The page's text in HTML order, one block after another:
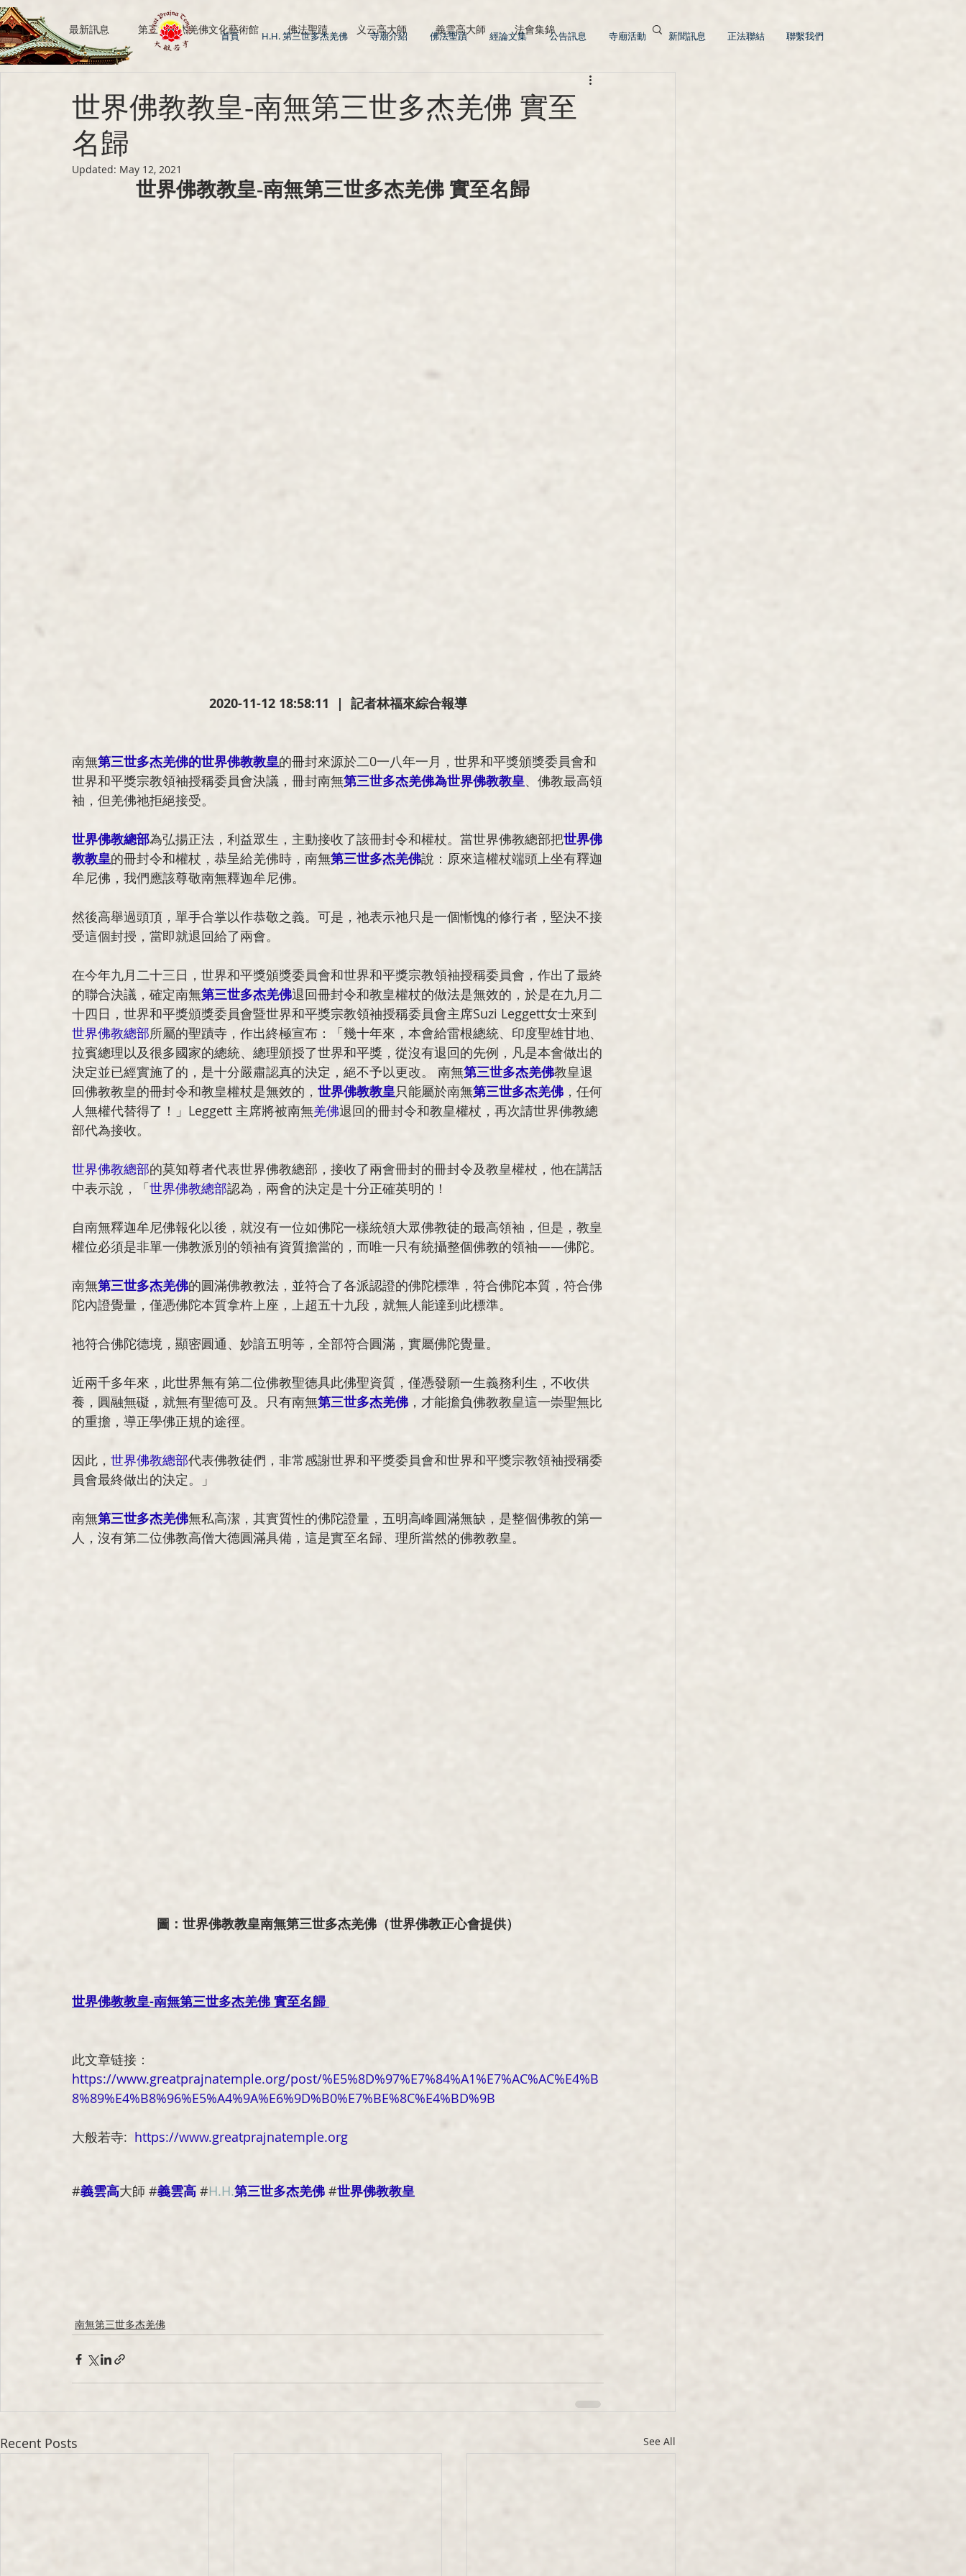
首頁 H.H. 第三世多杰羌佛 寺廟介紹 佛法聖蹟 經論文集 公告訊息 寺廟活動 新聞訊息 正法聯結 聯繫我們
All Posts 最新訊息 第三世多杰羌佛文化藝術館 佛法聖蹟 义云高大師 義雲高大師 法會集錦
世界佛教教皇-南無第三世多杰羌佛 實至
名歸
Updated: May 12, 2021
世界佛教教皇-南無第三世多杰羌佛 實至名歸
2020-11-12 18:58:11  |  記者林福來綜合報導
南無第三世多杰羌佛的世界佛教教皇的冊封來源於二0一八年一月，世界和平獎頒獎委員會和
世界和平獎宗教領袖授稱委員會決議，冊封南無第三世多杰羌佛為世界佛教教皇、佛教最高領
袖，但羌佛祂拒絕接受。
世界佛教總部為弘揚正法，利益眾生，主動接收了該冊封令和權杖。當世界佛教總部把世界佛
教教皇的冊封令和權杖，恭呈給羌佛時，南無第三世多杰羌佛說：原來這權杖端頭上坐有釋迦
牟尼佛，我們應該尊敬南無釋迦牟尼佛。
然後高舉過頭頂，單手合掌以作恭敬之義。可是，祂表示祂只是一個慚愧的修行者，堅決不接
受這個封授，當即就退回給了兩會。
在今年九月二十三日，世界和平獎頒獎委員會和世界和平獎宗教領袖授稱委員會，作出了最終
的聯合決議，確定南無第三世多杰羌佛退回冊封令和教皇權杖的做法是無效的，於是在九月二
十四日，世界和平獎頒獎委員會暨世界和平獎宗教領袖授稱委員會主席Suzi Leggett女士來到
世界佛教總部所屬的聖蹟寺，作出終極宣布：「幾十年來，本會給雷根總統、印度聖雄甘地、
拉賓總理以及很多國家的總統、總理頒授了世界和平獎，從沒有退回的先例，凡是本會做出的
決定並已經實施了的，是十分嚴肅認真的決定，絕不予以更改。 南無第三世多杰羌佛教皇退
回佛教教皇的冊封令和教皇權杖是無效的， 世界佛教教皇只能屬於南無第三世多杰羌佛 ，任何
人無權代替得了！」Leggett 主席將被南無羌佛退回的冊封令和教皇權杖，再次請世界佛教總
部代為接收。
世界佛教總部的莫知尊者代表世界佛教總部，接收了兩會冊封的冊封令及教皇權杖，他在講話
中表示說，「世界佛教總部認為，兩會的決定是十分正確英明的！
自南無釋迦牟尼佛報化以後，就沒有一位如佛陀一樣統領大眾佛教徒的最高領袖，但是，教皇
權位必須是非單一佛教派別的領袖有資質擔當的，而唯一只有統攝整個佛教的領袖——佛陀。
南無第三世多杰羌佛的圓滿佛教教法，並符合了各派認證的佛陀標準，符合佛陀本質，符合佛
陀內證覺量，僅憑佛陀本質拿杵上座，上超五十九段，就無人能達到此標準。
祂符合佛陀德境，顯密圓通、妙諳五明等，全部符合圓滿，實屬佛陀覺量。
近兩千多年來，此世界無有第二位佛教聖德具此佛聖資質，僅憑發願一生義務利生，不收供
養，圓融無礙，就無有聖德可及。只有南無第三世多杰羌佛 ，才能擔負佛教教皇這一崇聖無比
的重擔，導正學佛正規的途徑。
因此， 世界佛教總部代表佛教徒們，非常感謝世界和平獎委員會和世界和平獎宗教領袖授稱委
員會最終做出的決定。」
南無第三世多杰羌佛無私高潔，其實質性的佛陀證量，五明高峰圓滿無缺，是整個佛教的第一
人，沒有第二位佛教高僧大德圓滿具備，這是實至名歸、理所當然的佛教教皇。
圖： 世界佛教教皇南無第三世多杰羌佛 （世界佛教正心會提供）
世界佛教教皇-南無第三世多杰羌佛 實至名歸
此文章链接：
https://www.greatprajnatemple.org/post/%E5%8D%97%E7%84%A1%E7%AC%AC%E4%B
8%89%E4%B8%96%E5%A4%9A%E6%9D%B0%E7%BE%8C%E4%BD%9B
大般若寺: https://www.greatprajnatemple.org
#義雲高大師 #義雲高 #H.H.第三世多杰羌佛 #世界佛教教皇
南無第三世多杰羌佛
Recent Posts See All